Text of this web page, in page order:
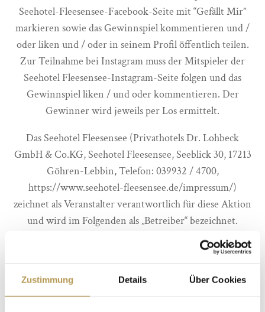
Zustimmung Details Über Cookies
Seehotel-Fleesensee-Facebook-Seite mit “Gefällt Mir”
markieren sowie das Gewinnspiel kommentieren und /
oder liken und / oder in seinem Profil öffentlich teilen.
Zur Teilnahme bei Instagram muss der Mitspieler der
Seehotel Fleesensee-Instagram-Seite folgen und das
Gewinnspiel liken / und oder kommentieren. Der
Gewinner wird jeweils per Los ermittelt.
Das Seehotel Fleesensee (Privathotels Dr. Lohbeck
GmbH & Co.KG, Seehotel Fleesensee, Seeblick 30, 17213
Göhren-Lebbin, Telefon: 039932 / 4700,
https://www.seehotel-fleesensee.de/impressum/)
zeichnet als Veranstalter verantwortlich für diese Aktion
und wird im Folgenden als „Betreiber“ bezeichnet.
Das Gewinnspiel steht in keiner Verbindung zu
Facebook oder Instagram und wird in keiner Weise von
Facebook oder Instagram gesponsert, unterstützt oder
organisiert. Der Empfänger der von den Teilnehmern